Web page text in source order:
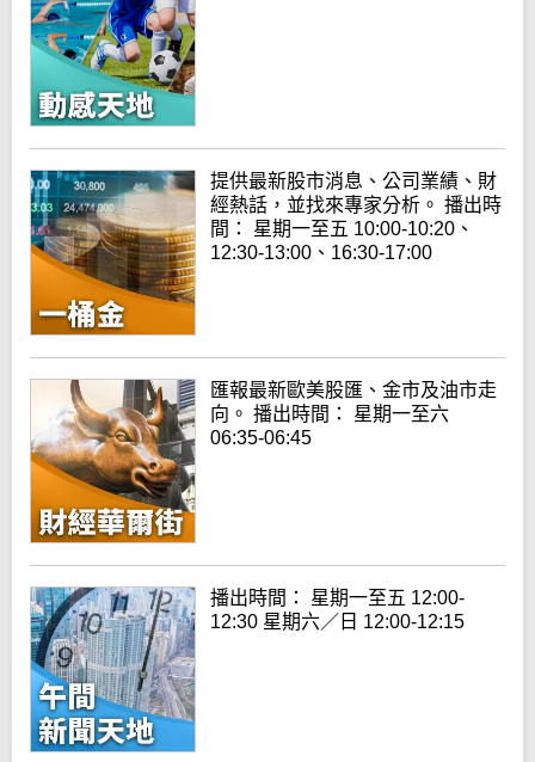
提供最新股市消息、公司業績、財
經熱話，並找來專家分析。 播出時
間： 星期一至五 10:00-10:20、
12:30-13:00、16:30-17:00
匯報最新歐美股匯、金市及油市走
向。 播出時間： 星期一至六
06:35-06:45
播出時間： 星期一至五 12:00-
12:30 星期六／日 12:00-12:15